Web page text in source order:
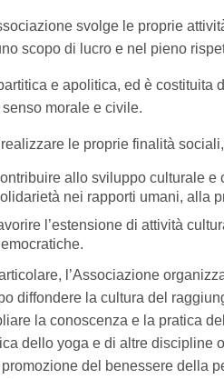
svolge le proprie
scopo di lucro e nel pieno
e apolitica, ed è costituita
senso morale e civile.
le proprie finalità
allo sviluppo culturale
nei rapporti umani, alla
l’estensione di attività
l’Associazione
diffondere la cultura del
la conoscenza e la pratica
dello yoga e di altre discipline
del benessere della